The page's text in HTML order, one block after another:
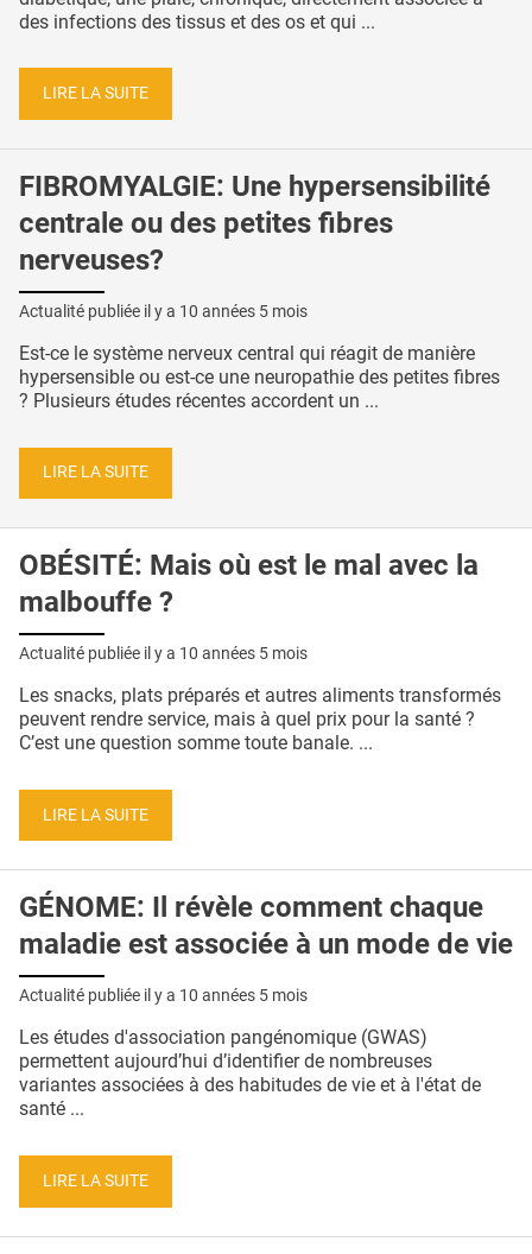
des infections des tissus et des os et qui ...
LIRE LA SUITE
FIBROMYALGIE: Une hypersensibilité
centrale ou des petites fibres
nerveuses?
Actualité publiée il y a 10 années 5 mois
Est-ce le système nerveux central qui réagit de manière
hypersensible ou est-ce une neuropathie des petites fibres
? Plusieurs études récentes accordent un ...
LIRE LA SUITE
OBÉSITÉ: Mais où est le mal avec la
malbouffe ?
Actualité publiée il y a 10 années 5 mois
Les snacks, plats préparés et autres aliments transformés
peuvent rendre service, mais à quel prix pour la santé ?
C’est une question somme toute banale. ...
LIRE LA SUITE
GÉNOME: Il révèle comment chaque
maladie est associée à un mode de vie
Actualité publiée il y a 10 années 5 mois
Les études d'association pangénomique (GWAS)
permettent aujourd’hui d’identifier de nombreuses
variantes associées à des habitudes de vie et à l'état de
santé ...
LIRE LA SUITE